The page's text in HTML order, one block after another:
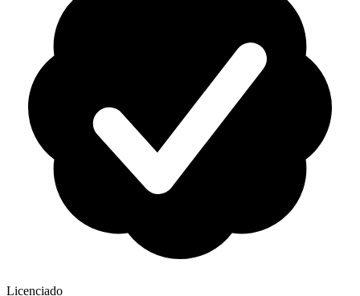
Licenciado